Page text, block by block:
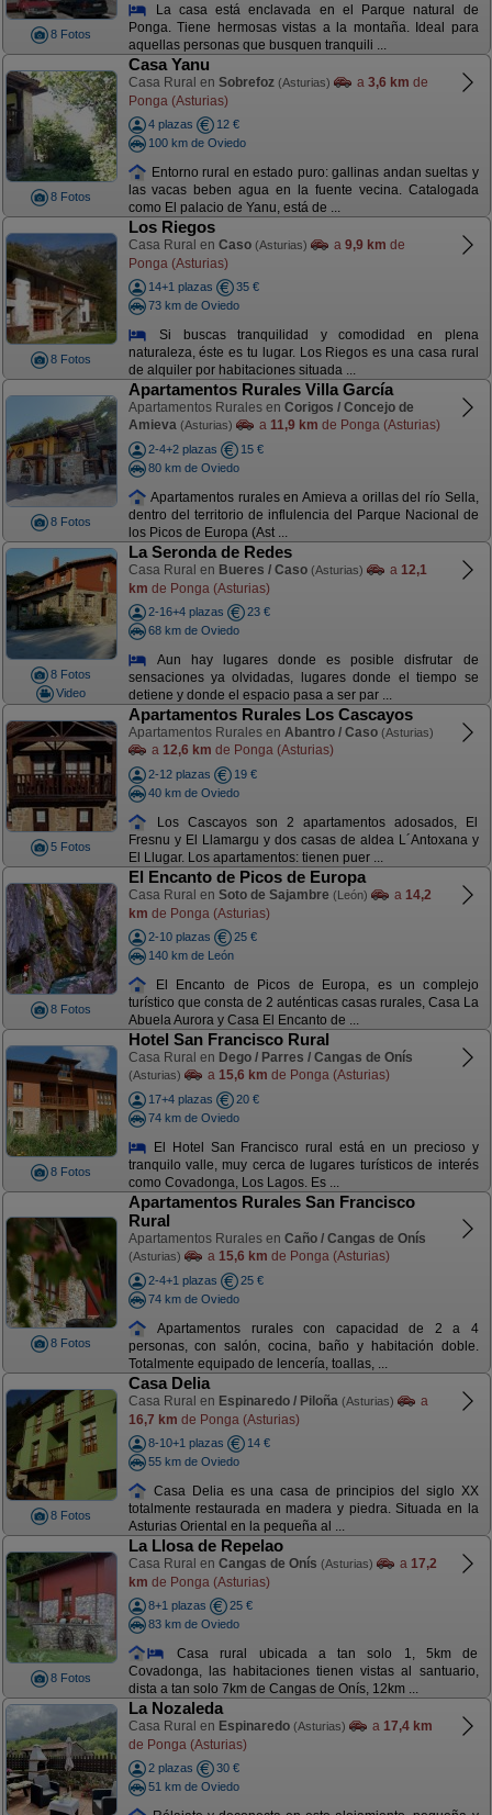
8 Fotos
La casa está enclavada en el Parque natural de
Ponga. Tiene hermosas vistas a la montaña. Ideal para
aquellas personas que busquen tranquili ...
8 Fotos
Casa Yanu
Casa Rural en Sobrefoz (Asturias) a 3,6 km de
Ponga (Asturias)
4 plazas
12 €
100 km de Oviedo
Entorno rural en estado puro: gallinas andan sueltas y
las vacas beben agua en la fuente vecina. Catalogada
como El palacio de Yanu, está de ...
8 Fotos
Los Riegos
Casa Rural en Caso (Asturias) a 9,9 km de
Ponga (Asturias)
14+1 plazas
35 €
73 km de Oviedo
Si buscas tranquilidad y comodidad en plena
naturaleza, éste es tu lugar. Los Riegos es una casa rural
de alquiler por habitaciones situada ...
8 Fotos
Apartamentos Rurales Villa García
Apartamentos Rurales en Corigos / Concejo de
Amieva (Asturias) a 11,9 km de Ponga (Asturias)
2-4+2 plazas
15 €
80 km de Oviedo
Apartamentos rurales en Amieva a orillas del río Sella,
dentro del territorio de influlencia del Parque Nacional de
los Picos de Europa (Ast ...
8 Fotos
Video
La Seronda de Redes
Casa Rural en Bueres / Caso (Asturias) a 12,1
km de Ponga (Asturias)
2-16+4 plazas
23 €
68 km de Oviedo
Aun hay lugares donde es posible disfrutar de
sensaciones ya olvidadas, lugares donde el tiempo se
detiene y donde el espacio pasa a ser par ...
5 Fotos
Apartamentos Rurales Los Cascayos
Apartamentos Rurales en Abantro / Caso (Asturias)
a 12,6 km de Ponga (Asturias)
2-12 plazas
19 €
40 km de Oviedo
Los Cascayos son 2 apartamentos adosados, El
Fresnu y El Llamargu y dos casas de aldea L´Antoxana y
El Llugar. Los apartamentos: tienen puer ...
8 Fotos
El Encanto de Picos de Europa
Casa Rural en Soto de Sajambre (León) a 14,2
km de Ponga (Asturias)
2-10 plazas
25 €
140 km de León
El Encanto de Picos de Europa, es un complejo
turístico que consta de 2 auténticas casas rurales, Casa La
Abuela Aurora y Casa El Encanto de ...
8 Fotos
Hotel San Francisco Rural
Casa Rural en Dego / Parres / Cangas de Onís
(Asturias) a 15,6 km de Ponga (Asturias)
17+4 plazas
20 €
74 km de Oviedo
El Hotel San Francisco rural está en un precioso y
tranquilo valle, muy cerca de lugares turísticos de interés
como Covadonga, Los Lagos. Es ...
8 Fotos
Apartamentos Rurales San Francisco
Rural
Apartamentos Rurales en Caño / Cangas de Onís
(Asturias) a 15,6 km de Ponga (Asturias)
2-4+1 plazas
25 €
74 km de Oviedo
Apartamentos rurales con capacidad de 2 a 4
personas, con salón, cocina, baño y habitación doble.
Totalmente equipado de lencería, toallas, ...
8 Fotos
Casa Delia
Casa Rural en Espinaredo / Piloña (Asturias)
a
16,7 km de Ponga (Asturias)
8-10+1 plazas
14 €
55 km de Oviedo
Casa Delia es una casa de principios del siglo XX
totalmente restaurada en madera y piedra. Situada en la
Asturias Oriental en la pequeña al ...
8 Fotos
La Llosa de Repelao
Casa Rural en Cangas de Onís (Asturias) a 17,2
km de Ponga (Asturias)
8+1 plazas
25 €
83 km de Oviedo
Casa rural ubicada a tan solo 1, 5km de
Covadonga, las habitaciones tienen vistas al santuario,
dista a tan solo 7km de Cangas de Onís, 12km ...
La Nozaleda
Casa Rural en Espinaredo (Asturias) a 17,4 km
de Ponga (Asturias)
2 plazas
30 €
51 km de Oviedo